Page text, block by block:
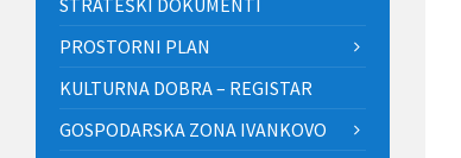
STRATEŠKI DOKUMENTI
PROSTORNI PLAN
KULTURNA DOBRA – REGISTAR
GOSPODARSKA ZONA IVANKOVO